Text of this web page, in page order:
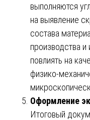
выполняются
на выявление
состава
производства
повлиять на
физико-
Оформление
Итоговый